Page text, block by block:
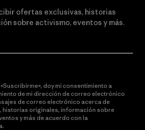
ofertas exclusivas, historias
sobre activismo, eventos y más.
doy mi consentimiento a
de mi dirección de correo electrónico
de correo electrónico acerca de
originales, información sobre
y más de acuerdo con la